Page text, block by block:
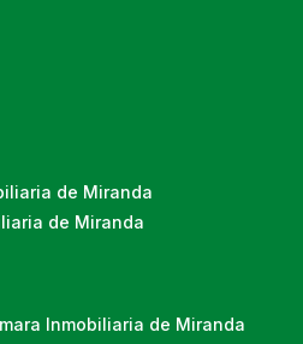
de Miranda
de Miranda
Inmobiliaria de Miranda